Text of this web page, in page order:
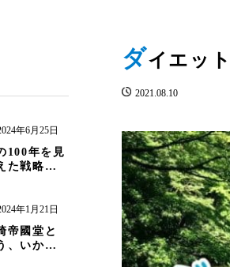
年6月25日
100年を見
た戦略的
年1月21日
帝國堂と
、いかつ
ダイエッ
2021.08.10